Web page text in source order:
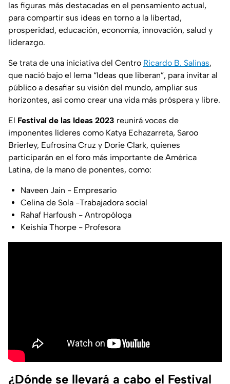
las figuras más destacadas en el pensamiento actual,
para compartir sus ideas en torno a la libertad,
prosperidad, educación, economía, innovación, salud y
liderazgo.
Se trata de una iniciativa del Centro Ricardo B. Salinas,
que nació bajo el lema “Ideas que liberan”, para invitar al
público a desafiar su visión del mundo, ampliar sus
horizontes, así como crear una vida más próspera y libre.
El Festival de las Ideas 2023 reunirá voces de
imponentes líderes como Katya Echazarreta, Saroo
Brierley, Eufrosina Cruz y Dorie Clark, quienes
participarán en el foro más importante de América
Latina, de la mano de ponentes, como:
Naveen Jain - Empresario
Celina de Sola -Trabajadora social
Rahaf Harfoush - Antropóloga
Keishia Thorpe - Profesora
¿Dónde se llevará a cabo el Festival